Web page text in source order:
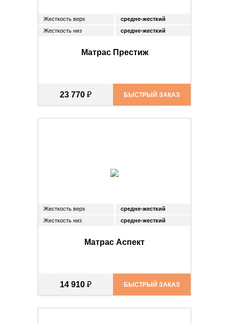
Жесткость верх
средне-жесткий
Жесткость низ
средне-жесткий
Матрас Престиж
23 770 ₽ БЫСТРЫЙ ЗАКАЗ
Жесткость верх
средне-жесткий
Жесткость низ
средне-жесткий
Матрас Аспект
14 910 ₽ БЫСТРЫЙ ЗАКАЗ